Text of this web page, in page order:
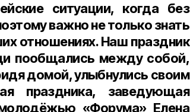
ситуации, когда без
важно не только знать
отношениях. Наш праздник
пообщались между собой,
домой, улыбнулись своим
праздника, заведующая
«Форума» Елена